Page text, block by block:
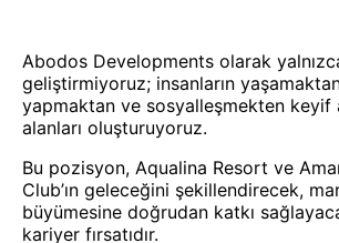
Abodos Developments olarak
geliştirmiyoruz; insanların
yapmaktan ve sosyalleşmekten keyif
alanları oluşturuyoruz.
Bu pozisyon, Aqualina Resort ve
Club’ın geleceğini şekillendirecek,
büyümesine doğrudan katkı
kariyer fırsatıdır.